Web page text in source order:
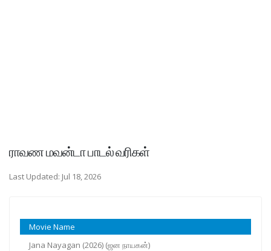
ராவண மவன்டா பாடல் வரிகள்
Last Updated: Jul 18, 2026
Movie Name
Jana Nayagan (2026) (ஜன நாயகன்)